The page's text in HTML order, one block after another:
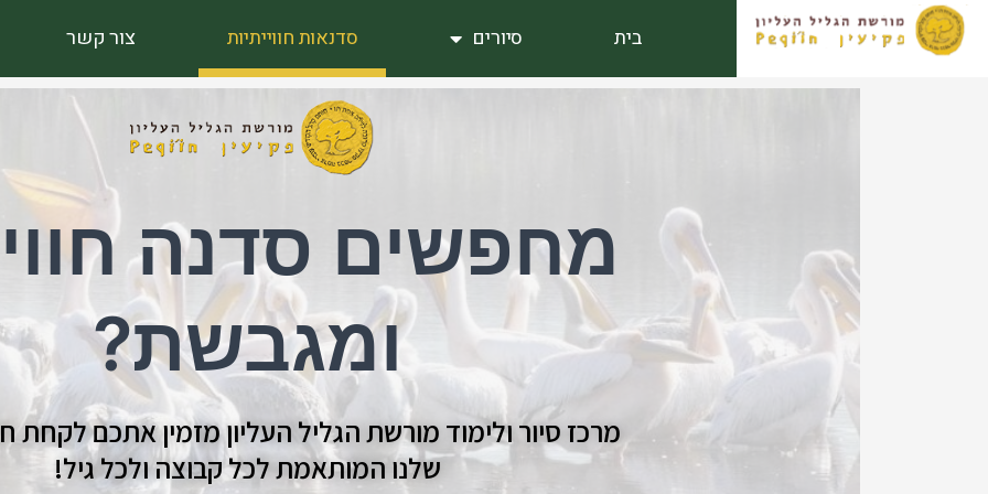
דילוג
לתוכן
בית סיורים סדנאות חווייתיות צור קשר
מחפשים סדנה
ומגבשת?
מרכז סיור ולימוד מורשת הגליל העליון מזמין אתכם לקחת
שלנו המותאמת לכל קבוצה ולכל גיל!